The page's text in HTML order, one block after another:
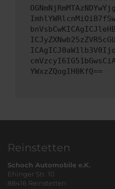
YWxzZQogIH0KfQ==
Reinstetten
Schoch Automobile e.K.
Ehinger Str. 10
88416 Reinstetten